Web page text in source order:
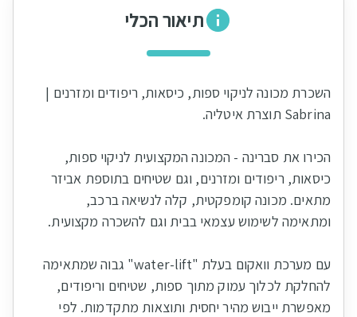
תיאור הכלי
השכרת מכונה לניקוי ספות, כיסאות, ריפודים ומזרנים |
הכירו את סברינה - המכונה המקצועית לניקוי ספות,
כיסאות, ריפודים ומזרנים, וגם שטיחים בתוספת אביזר
מתאים. מכונה קומפקטית, קלה לנשיאה ברכב,
עם מערכת וואקום בעלת "water-lift" גבוה שמתאימה
להחלקת לכלוך עמוק מתוך ספות, שטיחים וריפודים,
מאפשרת ייבוש מהיר יחסית ותוצאות מתקדמות. לפי